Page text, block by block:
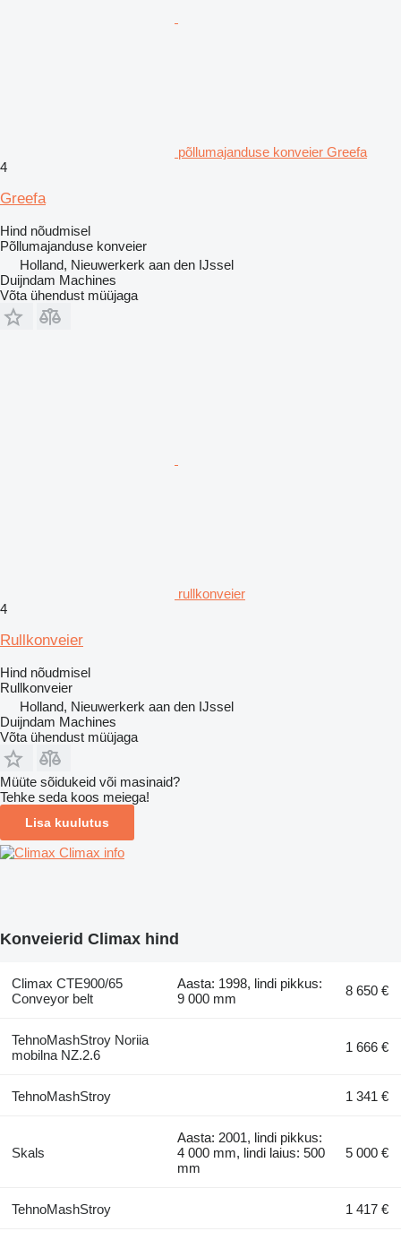
põllumajanduse konveier Greefa
4
Greefa
Hind nõudmisel
Põllumajanduse konveier
Holland, Nieuwerkerk aan den IJssel
Duijndam Machines
Võta ühendust müüjaga
rullkonveier
4
Rullkonveier
Hind nõudmisel
Rullkonveier
Holland, Nieuwerkerk aan den IJssel
Duijndam Machines
Võta ühendust müüjaga
Müüte sõidukeid või masinaid?
Tehke seda koos meiega!
Lisa kuulutus
Climax info
Konveierid Climax hind
Climax CTE900/65
Conveyor belt
Aasta: 1998, lindi pikkus:
9 000 mm
8 650 €
TehnoMashStroy Noriia
mobilna NZ.2.6
1 666 €
TehnoMashStroy 1 341 €
Skals
Aasta: 2001, lindi pikkus:
4 000 mm, lindi laius: 500
mm
5 000 €
TehnoMashStroy 1 417 €